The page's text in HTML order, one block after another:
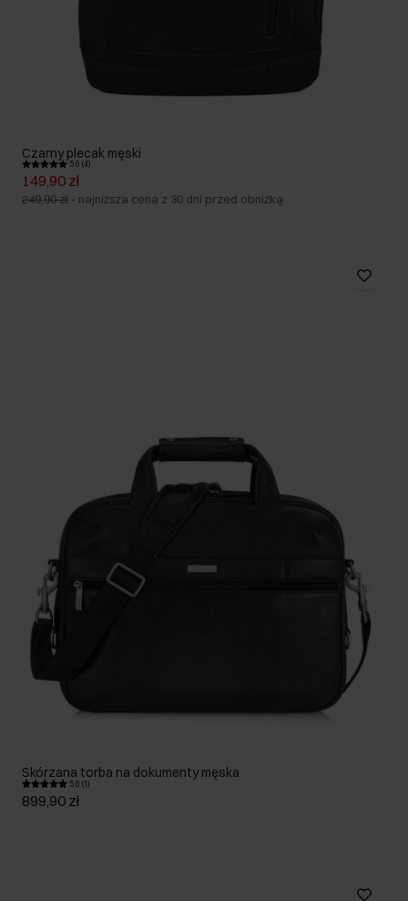
Czarny plecak męski
5.0 (4)
149,90 zł
249,90 zł - najniższa cena z 30 dni przed obniżką
Skórzana torba na dokumenty męska
5.0 (1)
899,90 zł